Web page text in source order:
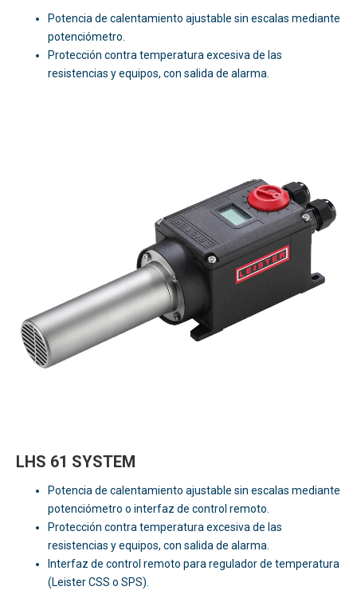
Potencia de calentamiento ajustable sin escalas mediante
potenciómetro.
Protección contra temperatura excesiva de las
resistencias y equipos, con salida de alarma.
LHS 61 SYSTEM
Potencia de calentamiento ajustable sin escalas mediante
potenciómetro o interfaz de control remoto.
Protección contra temperatura excesiva de las
resistencias y equipos, con salida de alarma.
Interfaz de control remoto para regulador de temperatura
(Leister CSS o SPS).